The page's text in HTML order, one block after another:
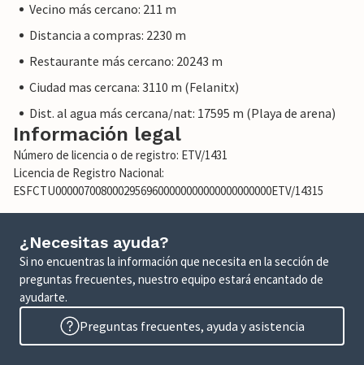
Vecino más cercano: 211 m
Distancia a compras: 2230 m
Restaurante más cercano: 20243 m
Ciudad mas cercana: 3110 m (Felanitx)
Dist. al agua más cercana/nat: 17595 m (Playa de arena)
Información legal
Número de licencia o de registro: ETV/1431
Licencia de Registro Nacional:
ESFCTU00000700800029569600000000000000000000ETV/14315
¿Necesitas ayuda?
Si no encuentras la información que necesita en la sección de
preguntas frecuentes, nuestro equipo estará encantado de
ayudarte.
Preguntas frecuentes, ayuda y asistencia